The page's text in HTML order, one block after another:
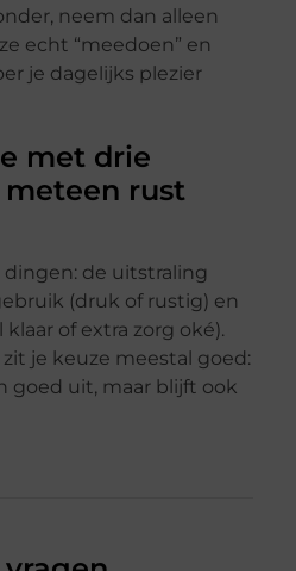
neem dan alleen
echt “meedoen” en
je dagelijks plezier
met drie
rust
de uitstraling
(druk of rustig) en
of extra zorg oké).
je keuze meestal goed:
goed uit, maar blijft ook